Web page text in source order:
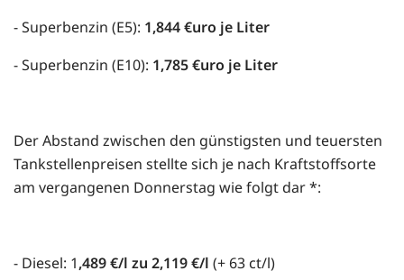
- Superbenzin (E5): 1,844 €uro je Liter
- Superbenzin (E10): 1,785 €uro je Liter
Der Abstand zwischen den günstigsten und teuersten
Tankstellenpreisen stellte sich je nach Kraftstoffsorte
am vergangenen Donnerstag wie folgt dar *:
- Diesel: 1,489 €/l zu 2,119 €/l (+ 63 ct/l)